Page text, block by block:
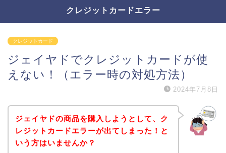
クレジットカードエラー
クレジットカード
ジェイヤドでクレジットカードが使
えない！（エラー時の対処方法）
2024年7月8日
ジェイヤドの商品を購入しようとして、ク
レジットカードエラーが出てしまった！と
いう方はいませんか？